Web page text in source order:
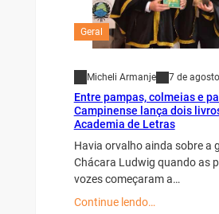
Geral
Micheli Armanje 7 de
Entre pampas, colmeias e
Campinense lança dois
Academia de Letras
Havia orvalho ainda sobre a
Chácara Ludwig quando as
vozes começaram a…
Continue lendo…